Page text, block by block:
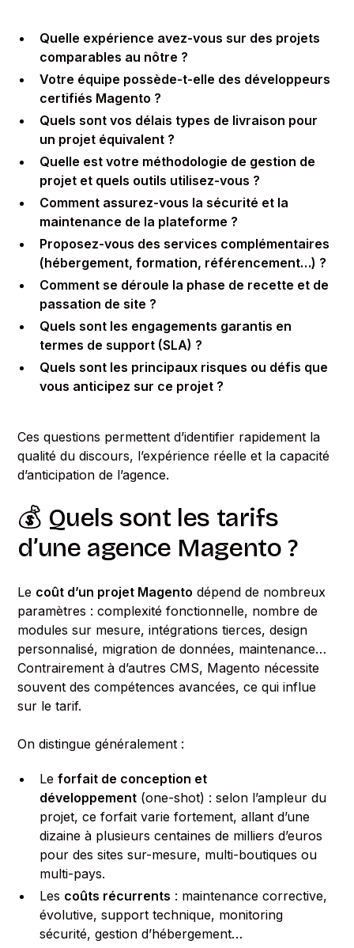
Quelle expérience avez-vous sur des projets
comparables au nôtre ?
Votre équipe possède-t-elle des développeurs
certifiés Magento ?
Quels sont vos délais types de livraison pour
un projet équivalent ?
Quelle est votre méthodologie de gestion de
projet et quels outils utilisez-vous ?
Comment assurez-vous la sécurité et la
maintenance de la plateforme ?
Proposez-vous des services complémentaires
(hébergement, formation, référencement…) ?
Comment se déroule la phase de recette et de
passation de site ?
Quels sont les engagements garantis en
termes de support (SLA) ?
Quels sont les principaux risques ou défis que
vous anticipez sur ce projet ?
Ces questions permettent d’identifier rapidement la
qualité du discours, l’expérience réelle et la capacité
d’anticipation de l’agence.
💰 Quels sont les tarifs
d’une agence Magento ?
Le coût d’un projet Magento dépend de nombreux
paramètres : complexité fonctionnelle, nombre de
modules sur mesure, intégrations tierces, design
personnalisé, migration de données, maintenance…
Contrairement à d’autres CMS, Magento nécessite
souvent des compétences avancées, ce qui influe
sur le tarif.
On distingue généralement :
Leforfait de conception et
développement (one-shot) : selon l’ampleur du
projet, ce forfait varie fortement, allant d’une
dizaine à plusieurs centaines de milliers d’euros
pour des sites sur-mesure, multi-boutiques ou
multi-pays.
Les coûts récurrents : maintenance corrective,
évolutive, support technique, monitoring
sécurité, gestion d’hébergement…